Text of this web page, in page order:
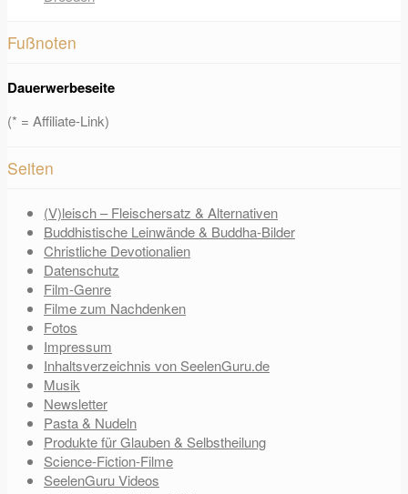
Fußnoten
Dauerwerbeseite
(* = Affiliate-Link)
Seiten
(V)leisch – Fleischersatz & Alternativen
Buddhistische Leinwände & Buddha-Bilder
Christliche Devotionalien
Datenschutz
Film-Genre
Filme zum Nachdenken
Fotos
Impressum
Inhaltsverzeichnis von SeelenGuru.de
Musik
Newsletter
Pasta & Nudeln
Produkte für Glauben & Selbstheilung
Science-Fiction-Filme
SeelenGuru Videos